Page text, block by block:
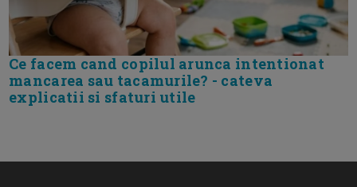
Ce facem cand copilul arunca intentionat
mancarea sau tacamurile? - cateva
explicatii si sfaturi utile